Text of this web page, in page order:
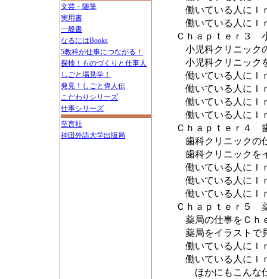
文芸・随筆
実用書
一般書
なるにはBooks
5教科が仕事につながる！
探検！ものづくりと仕事人
しごと場見学！
発見！しごと偉人伝
こだわりシリーズ
仕事シリーズ
至言社
神田外語大学出版局
働いている人にＩ
働いている人にＩ
Ｃｈａｐｔｅｒ３
小児科クリニック
小児科クリニック
働いている人にＩ
働いている人にＩ
働いている人にＩ
働いている人にＩ
Ｃｈａｐｔｅｒ４
歯科クリニックの
歯科クリニックを
働いている人にＩ
働いている人にＩ
働いている人にＩ
Ｃｈａｐｔｅｒ５
薬局の仕事をＣｈ
薬局をイラストで
働いている人にＩ
働いている人にＩ
ほかにもこんな